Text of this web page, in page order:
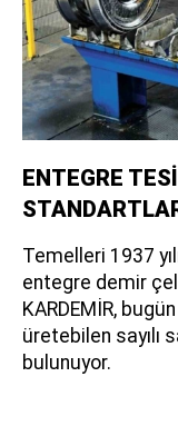
ENTEGRE
Temelleri 1937
entegre demir
KARDEMİR,
üretebilen sayılı
bulunuyor.